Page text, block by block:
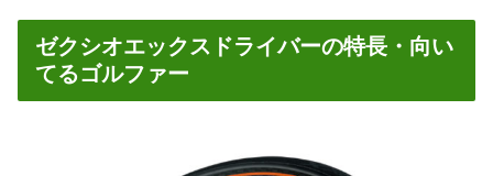
ゼクシオエックスドライバーの特長・向い
てるゴルファー